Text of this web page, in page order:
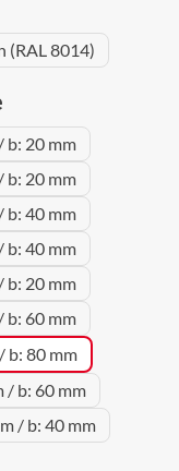
(RAL 8014)
b: 20 mm
b: 20 mm
b: 40 mm
b: 40 mm
b: 20 mm
b: 60 mm
b: 80 mm
/ b: 60 mm
/ b: 40 mm